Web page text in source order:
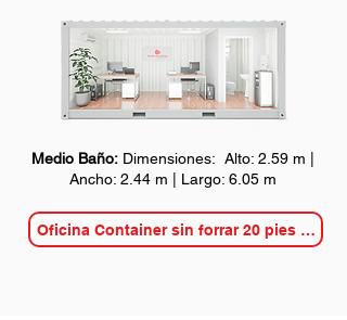
Medio Baño: Dimensiones: Alto: 2.59 m |
Ancho: 2.44 m | Largo: 6.05 m
Oficina Container sin forrar 20 pies MB